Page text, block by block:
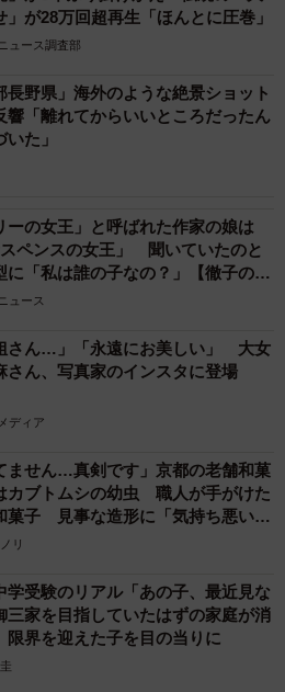
」が28万回超再生「ほんとに圧巻」
ュース調査部
長野県」海外のような絶景ショット
響「離れてからいいところだったん
た」
ーの女王」と呼ばれた作家の娘は
スペンスの女王」 聞いていたのと
に「私は誰の子なの？」【徹子の部
ュース
さん…」「永遠にお美しい」 大女
さん、写真家のインスタに登場
ディア
ません…真剣です」京都の老舗和菓
ブトムシの幼虫 職人が手がけた
菓子 見事な造形に「気持ち悪いく
」
リ
学受験のリアル「あの子、最近見な
家を目指していたはずの家庭が消
界を迎えた子を目の当りに